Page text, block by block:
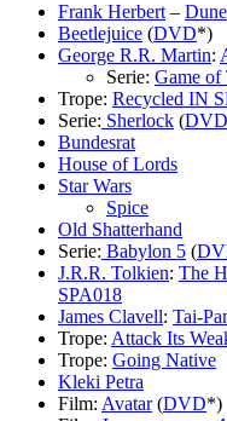
Frank Herbert – Dune
Beetlejuice (DVD*)
George R.R. Martin:
Serie: Game of
Trope: Recycled IN
Serie: Sherlock (DVD
Bundesrat
House of Lords
Star Wars
Spice
Old Shatterhand
Serie: Babylon 5 (
J.R.R. Tolkien: The
SPA018
James Clavell: Tai-
Trope: Attack Its
Trope: Going Native
Kleki Petra
Film: Avatar(DVD*)